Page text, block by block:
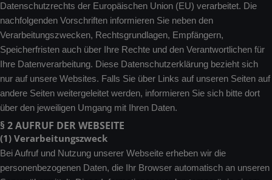
TICKETS
ARTISTS
CONCERTS
PARTNERS
Datenschutzrechts der Europäischen Union (EU) verarbeitet. Die
nachfolgenden Vorschriften informieren Sie neben den
Verarbeitungszwecken, Rechtsgrundlagen, Empfängern,
Speicherfristen auch über Ihre Rechte und den Verantwortlichen für
Ihre Datenverarbeitung. Diese Datenschutzerklärung bezieht sich
nur auf unsere Websites. Falls Sie über Links auf unseren Seiten auf
andere Seiten weitergeleitet werden, informieren Sie sich bitte dort
über den jeweiligen Umgang mit Ihren Daten.
§ 2 AUFRUF DER WEBSEITE
(1) Verarbeitungszweck
Bei Aufruf und Nutzung unserer Webseite erheben wir die
personenbezogenen Daten, die Ihr Browser automatisch an unseren